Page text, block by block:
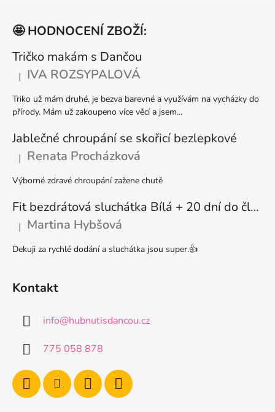
🤩 HODNOCENÍ ZBOŽÍ:
Tričko makám s Dančou
Hodnocení produktu je 5 z 5 hvězdiček.
| IVA ROZSYPALOVÁ
Triko už mám druhé, je bezva barevné a využívám na vycházky do
přírody. Mám už zakoupeno více věcí a jsem...
Jablečné chroupání se skořicí bezlepkové
Hodnocení produktu je 5 z 5 hvězdiček.
| Renata Procházková
Výborné zdravé chroupání zažene chutě
Fit bezdrátová sluchátka Bílá + 20 dní do členství + seznam písniček i audioknih
Hodnocení produktu je 5 z 5 hvězdiček.
| Martina Hybšová
Dekuji za rychlé dodání a sluchátka jsou super.👍
Kontakt
info@hubnutisdancou.cz
775 058 878